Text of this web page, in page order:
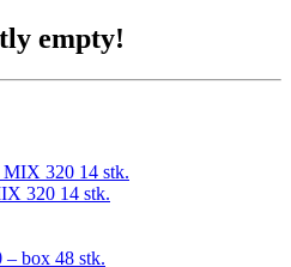
empty!
320 14 stk.